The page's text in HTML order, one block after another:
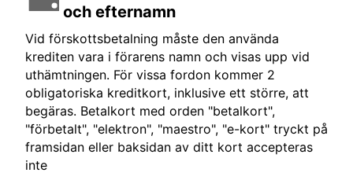
och efternamn
Vid förskottsbetalning måste den använda
krediten vara i förarens namn och visas upp vid
uthämtningen. För vissa fordon kommer 2
obligatoriska kreditkort, inklusive ett större, att
begäras. Betalkort med orden "betalkort",
"förbetalt", "elektron", "maestro", "e-kort" tryckt på
framsidan eller baksidan av ditt kort accepteras
inte